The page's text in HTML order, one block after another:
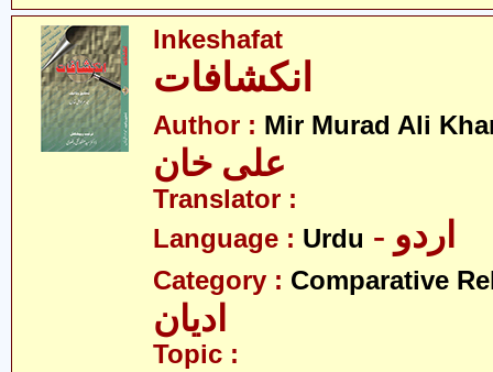
Inkeshafat
انکشافات
Author : Mir Murad Ali
علی خان
Translator :
Language : Urdu - اردو
Category : Comparative
ادیان
Topic :